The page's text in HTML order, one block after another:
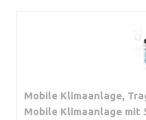
Mobile Klimaanlage,
Mobile Klimaanlage mit